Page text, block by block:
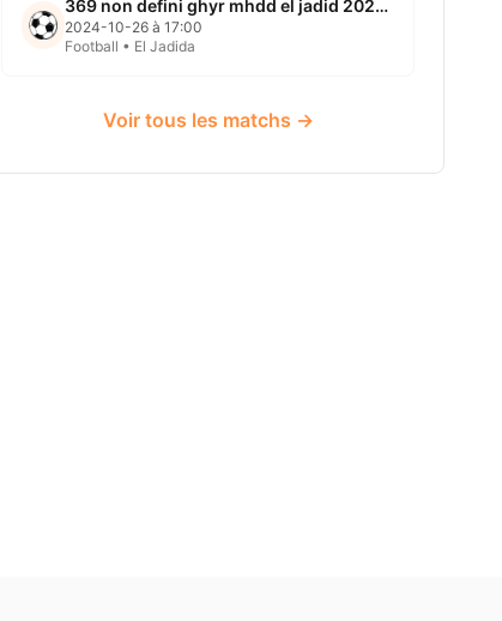
369 non defini ghyr mhdd el jadid 2024 10 26
2024-10-26 à 17:00
Football • El Jadida
Voir tous les matchs →